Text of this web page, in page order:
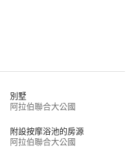
別墅
阿拉伯聯合大公國
附設按摩浴池的房源
阿拉伯聯合大公國